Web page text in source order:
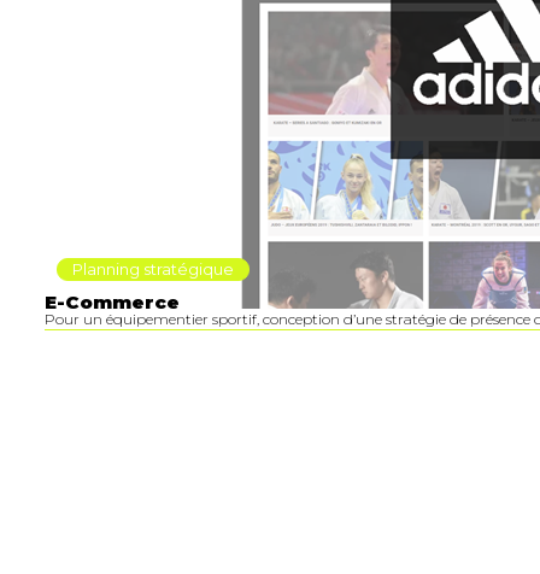
Planning stratégique
E-Commerce
Pour un équipementier sportif, conception d’une stratégie de présence